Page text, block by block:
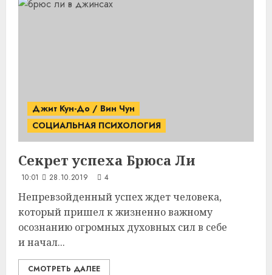
Джит Кун-До / Вин Чун
СОЦИАЛЬНАЯ ПСИХОЛОГИЯ
Секрет успеха Брюса Ли
10:01 28.10.2019 4
Непревзойденный успех ждет человека,
который пришел к жизненно важному
осознанию огромных духовных сил в себе
и начал...
СМОТРЕТЬ ДАЛЕЕ